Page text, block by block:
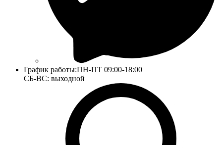
График работы:ПН-ПТ 09:00-18:00
СБ-ВС: выходной